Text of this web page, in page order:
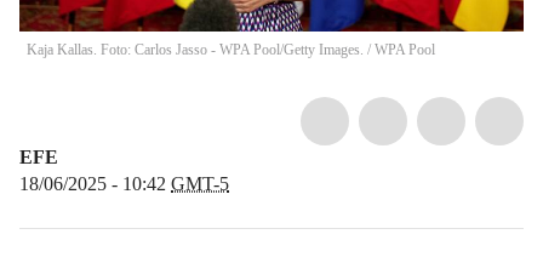
Kaja Kallas. Foto: Carlos Jasso - WPA Pool/Getty Images. / WPA Pool
EFE
18/06/2025 - 10:42 GMT-5